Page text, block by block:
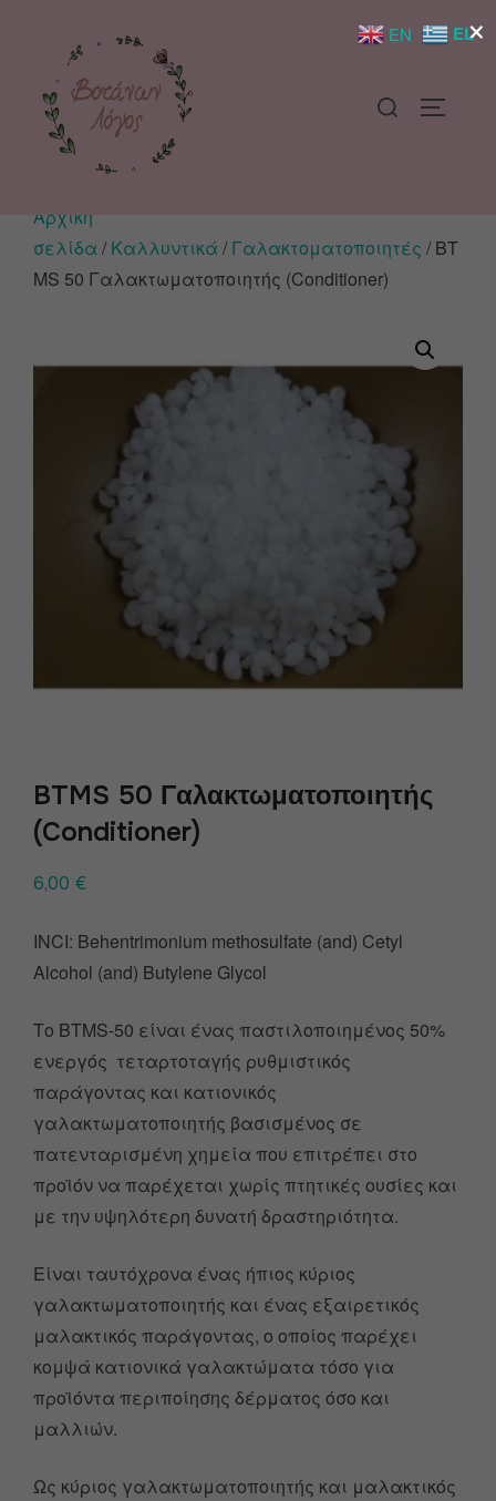
Αρχική
σελίδα /Καλλυντικά /Γαλακτοματοποιητές / BT
MS 50 Γαλακτωματοποιητής (Conditioner)
BTMS 50 Γαλακτωματοποιητής
(Conditioner)
6,00 €
INCI: Behentrimonium methosulfate (and) Cetyl
Alcohol (and) Butylene Glycol
Το BTMS-50 είναι ένας παστιλοποιημένος 50%
ενεργός τεταρτοταγής ρυθμιστικός
παράγοντας και κατιονικός
γαλακτωματοποιητής βασισμένος σε
πατενταρισμένη χημεία που επιτρέπει στο
προϊόν να παρέχεται χωρίς πτητικές ουσίες και
με την υψηλότερη δυνατή δραστηριότητα.
Είναι ταυτόχρονα ένας ήπιος κύριος
γαλακτωματοποιητής και ένας εξαιρετικός
μαλακτικός παράγοντας, ο οποίος παρέχει
κομψά κατιονικά γαλακτώματα τόσο για
προϊόντα περιποίησης δέρματος όσο και
μαλλιών.
Ως κύριος γαλακτωματοποιητής και μαλακτικός
×
EN EL